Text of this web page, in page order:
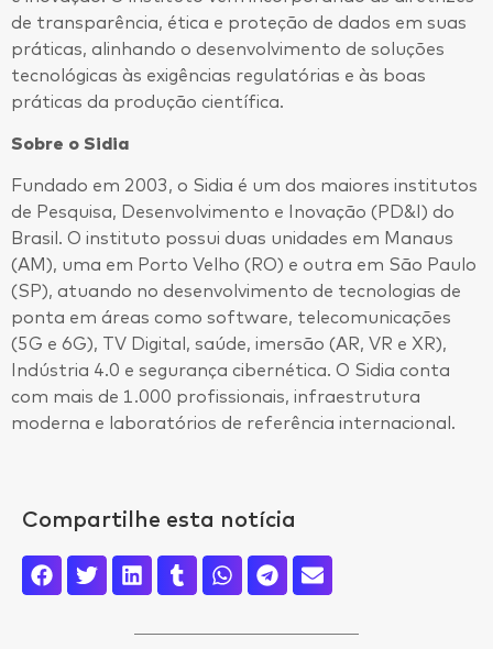
de transparência, ética e proteção de dados em suas
práticas, alinhando o desenvolvimento de soluções
tecnológicas às exigências regulatórias e às boas
práticas da produção científica.
Sobre o Sidia
Fundado em 2003, o Sidia é um dos maiores institutos
de Pesquisa, Desenvolvimento e Inovação (PD&I) do
Brasil. O instituto possui duas unidades em Manaus
(AM), uma em Porto Velho (RO) e outra em São Paulo
(SP), atuando no desenvolvimento de tecnologias de
ponta em áreas como software, telecomunicações
(5G e 6G), TV Digital, saúde, imersão (AR, VR e XR),
Indústria 4.0 e segurança cibernética. O Sidia conta
com mais de 1.000 profissionais, infraestrutura
moderna e laboratórios de referência internacional.
Compartilhe esta notícia